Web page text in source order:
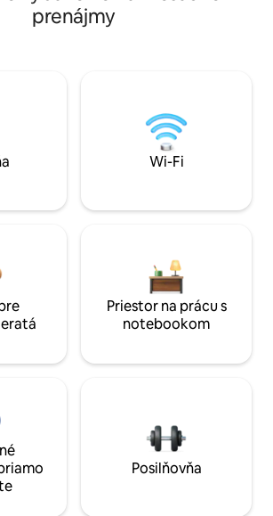
prenájmy
Wi-Fi
Priestor na prácu s
notebookom
Posilňovňa